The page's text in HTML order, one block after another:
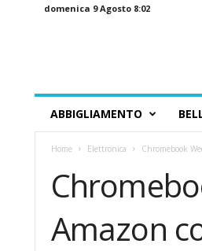
domenica 9 Agosto 8:02
i
ABBIGLIAMENTO
Home Elettronica Chromebook
Amazon